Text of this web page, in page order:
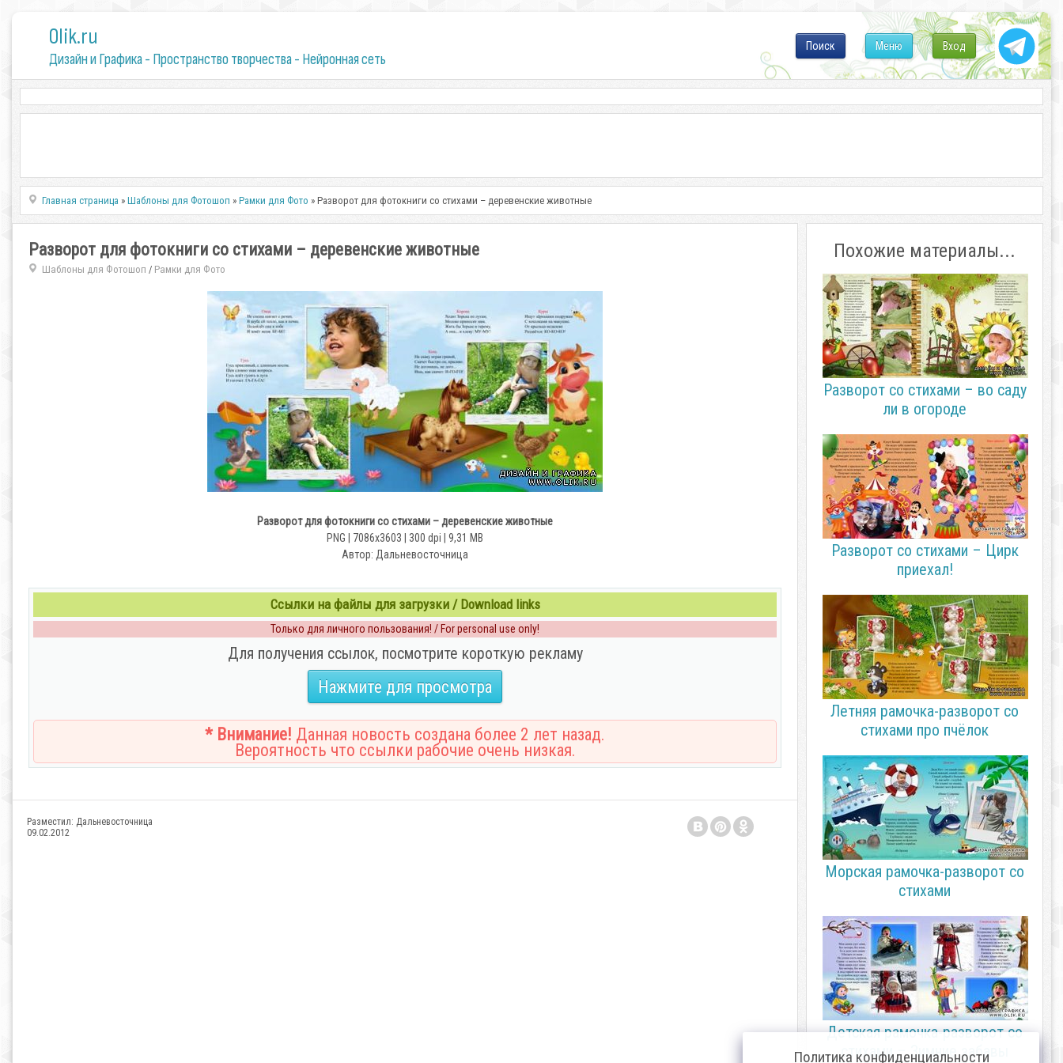
0lik.ru
Дизайн и Графика - Пространство творчества - Нейронная сеть
Вход
Меню
Поиск
Главная страница »Шаблоны для Фотошоп »Рамки для Фото » Разворот для фотокниги со стихами – деревенские животные
Разворот для фотокниги со стихами – деревенские животные
Шаблоны для Фотошоп / Рамки для Фото
Разворот для фотокниги со стихами – деревенские животные
PNG | 7086x3603 | 300 dpi | 9,31 MB
Автор: Дальневосточница
Ссылки на файлы для загрузки / Download links
Только для личного пользования! / For personal use only!
Для получения ссылок, посмотрите короткую рекламу
Нажмите для просмотра
* Внимание! Данная новость создана более 2 лет назад.
Вероятность что ссылки рабочие очень низкая.
Разместил: Дальневосточница
09.02.2012
Похожие материалы...
Разворот со стихами – во саду
ли в огороде
Разворот со стихами – Цирк
приехал!
Летняя рамочка-разворот со
стихами про пчёлок
Морская рамочка-разворот со
стихами
Детская рамочка-разворот со
стихами – Зимние забавы
Политика конфиденциальности